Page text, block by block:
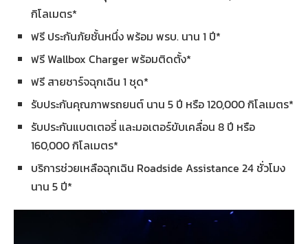
กิโลเมตร*
ฟรี ประกันภัยชั้นหนึ่ง พร้อม พรบ. นาน 1 ปี*
ฟรี Wallbox Charger พร้อมติดตั้ง*
ฟรี สายชาร์จฉุกเฉิน 1 ชุด*
รับประกันคุณภาพรถยนต์ นาน 5 ปี หรือ 120,000 กิโลเมตร*
รับประกันแบตเตอรี่ และมอเตอร์ขับเคลื่อน 8 ปี หรือ
160,000 กิโลเมตร*
บริการช่วยเหลือฉุกเฉิน Roadside Assistance 24 ชั่วโมง
นาน 5 ปี*